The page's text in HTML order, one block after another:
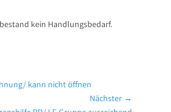
kein Handlungsbedarf.
kann nicht öffnen
Nächster →